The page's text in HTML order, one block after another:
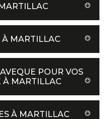
À MARTILLAC
POUR VOS
À MARTILLAC
À MARTILLAC